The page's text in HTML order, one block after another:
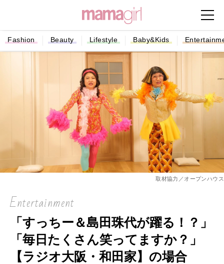
Fashion Beauty Lifestyle Baby&Kids
取材協力／オープンハウス
Entertainment
「すっちー＆島田珠代が躍る！？」
「毎日たくさん笑ってますか？」
【ラジオ大阪・和田家】の場合